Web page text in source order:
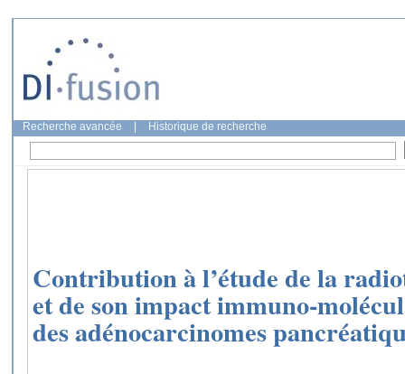
Recherche avancée Historique de recherche
Contribution à l’étude de la
et de son impact immuno-
des adénocarcinomes